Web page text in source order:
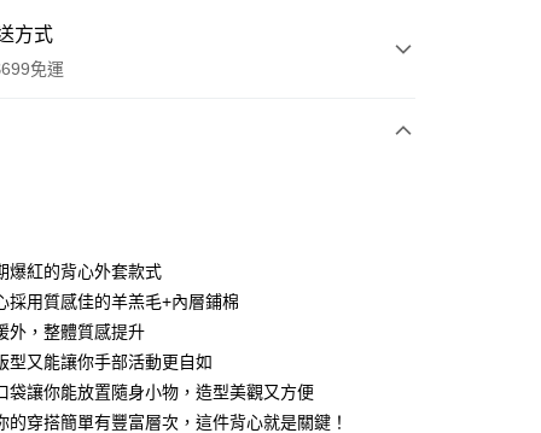
方式
免運
款
爆紅的背心外套款式
採用質感佳的羊羔毛+內層鋪棉
外，整體質感提升
型又能讓你手部活動更自如
袋讓你能放置隨身小物，造型美觀又方便
的穿搭簡單有豐富層次，這件背心就是關鍵！